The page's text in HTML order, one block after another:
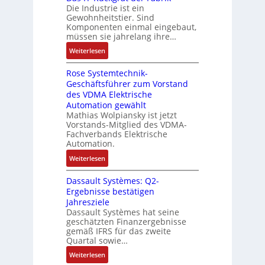
g
r
ä
f
t
e
ts
c
h
i
n
e
n
-
u
n
d
A
n
l
a
g
e
n
b
a
u
:
P
o
s
e
M
u
l
i
t
u
r
n
-
K
i
t
E
n
c
o
d
e
r
b
e
s
s
e
r
t
e
L
a
s
e
r
r
i
a
n
g
u
l
a
t
Die Industrie ist ein
Gewohnheitstier. Sind
Komponenten einmal eingebaut,
müssen sie jahrelang ihre…
Weiterlesen:
D
a
s
I
T
-
R
ü
c
k
g
r
a
t
d
e
r
F
Rose Systemtechnik-
Geschäftsführer zum Vorstand
des VDMA Elektrische
Automation gewählt
Mathias Wolpiansky ist jetzt
Vorstands-Mitglied des VDMA-
Fachverbands Elektrische
Automation.
Weiterlesen:
R
o
s
e
S
y
s
t
e
Dassault Systèmes: Q2-
Ergebnisse bestätigen
Jahresziele
Dassault Systèmes hat seine
geschätzten Finanzergebnisse
gemäß IFRS für das zweite
Quartal sowie…
Weiterlesen: